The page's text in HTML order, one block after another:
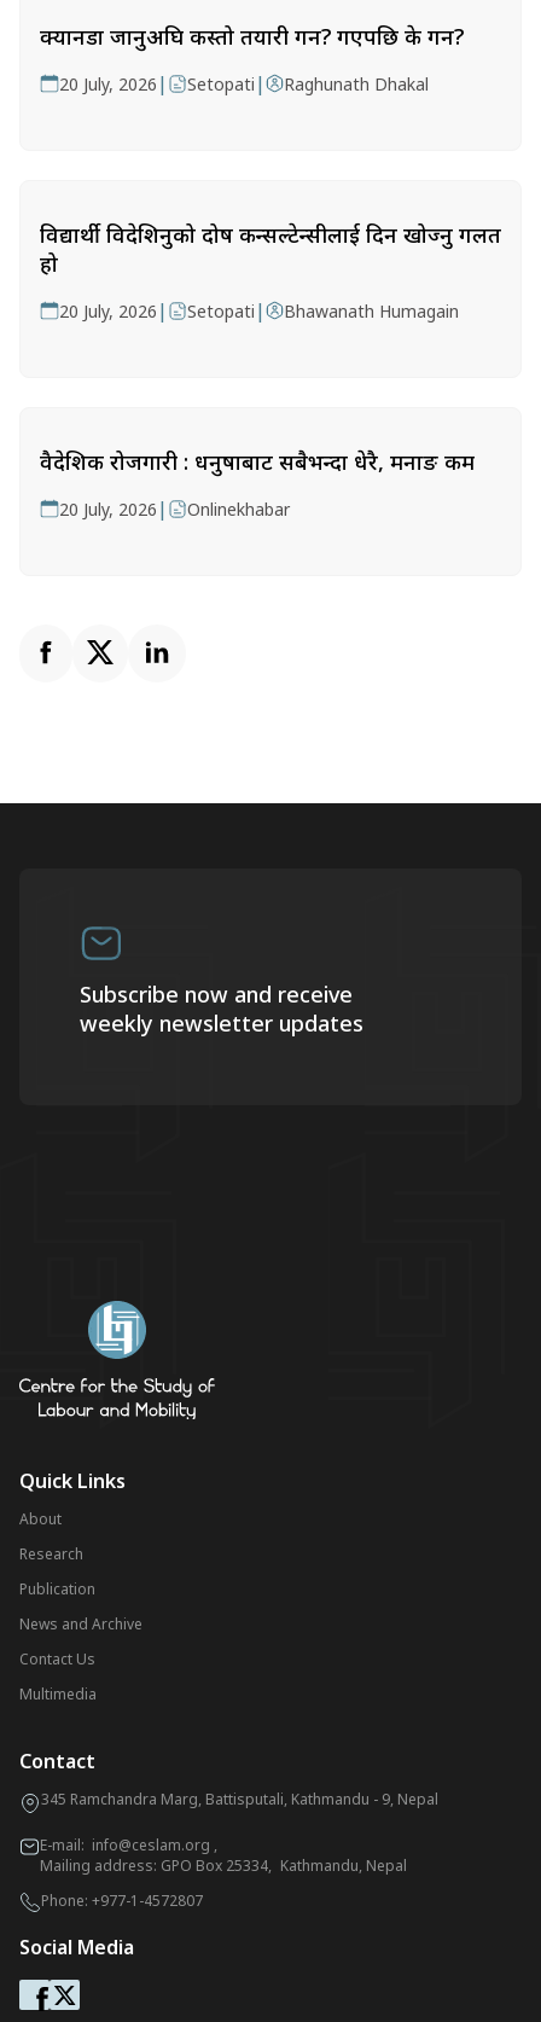
क्यानडा जानुअघि कस्तो तयारी गर्ने? गएपछि के गर्ने?
20 July, 2026 | Setopati | Raghunath Dhakal
विद्यार्थी विदेशिनुको दोष कन्सल्टेन्सीलाई दिन खोज्नु गलत
हो
20 July, 2026 | Setopati | Bhawanath Humagain
वैदेशिक रोजगारी : धनुषाबाट सबैभन्दा धेरै, मनाङ कम
20 July, 2026 | Onlinekhabar
Subscribe now and receive
weekly newsletter updates
Quick Links
About
Research
Publication
News and Archive
Contact Us
Multimedia
Contact
345 Ramchandra Marg, Battisputali, Kathmandu - 9, Nepal
E-mail: info@ceslam.org ,
Mailing address: GPO Box 25334, Kathmandu, Nepal
Phone: +977-1-4572807
Social Media